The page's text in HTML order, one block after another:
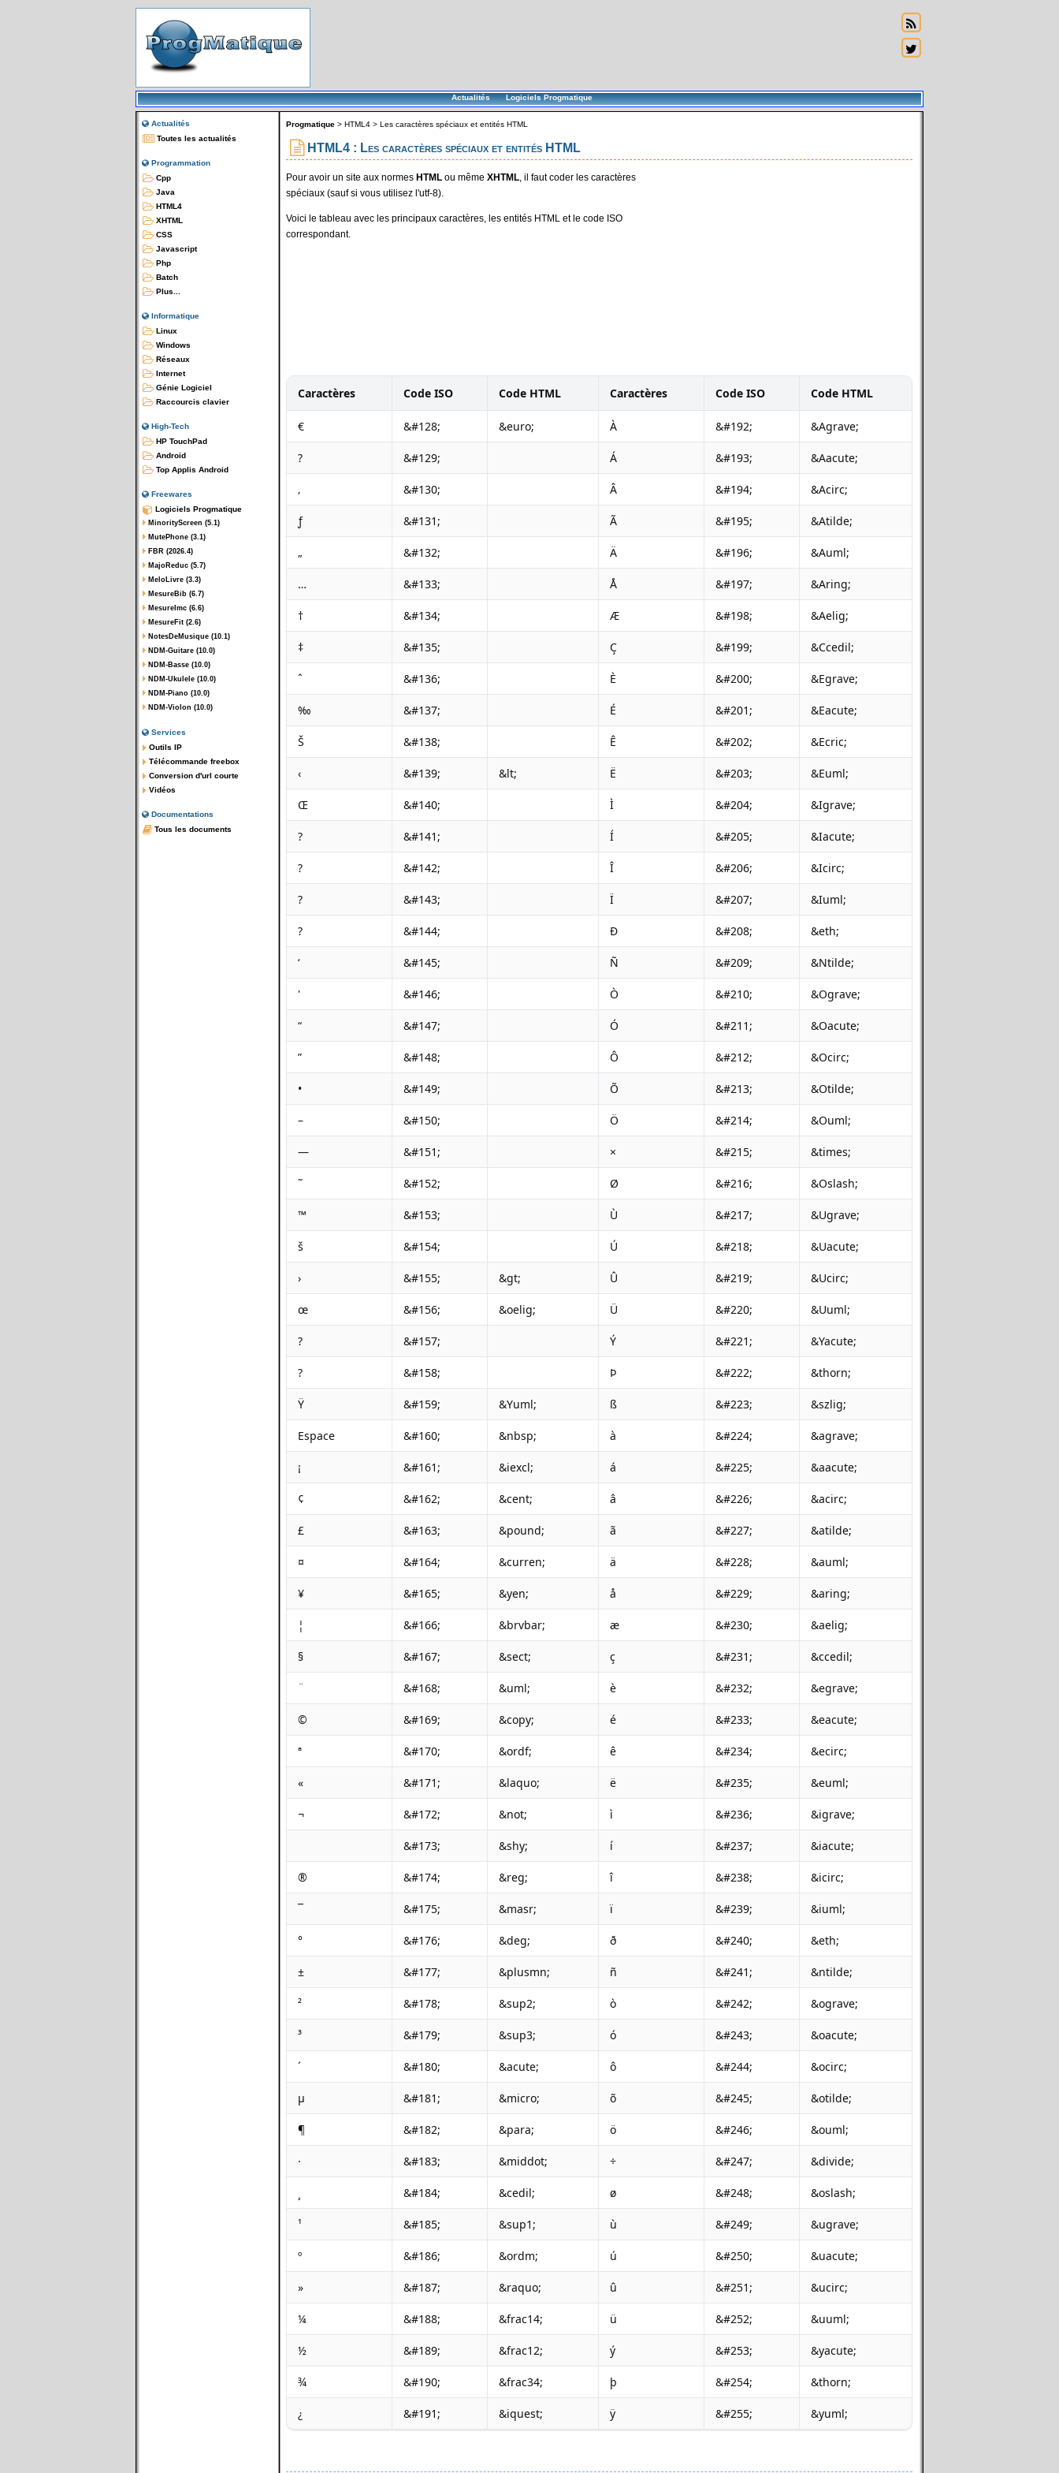
Actualités Logiciels Progmatique
Actualités
Toutes les actualités
Programmation
Cpp
Java
HTML4
XHTML
CSS
Javascript
Php
Batch
Plus...
Informatique
Linux
Windows
Réseaux
Internet
Génie Logiciel
Raccourcis clavier
High-Tech
HP TouchPad
Android
Top Applis Android
Freewares
Logiciels Progmatique
MinorityScreen (5.1)
MutePhone (3.1)
FBR (2026.4)
MajoReduc (5.7)
MeloLivre (3.3)
MesureBib (6.7)
MesureImc (6.6)
MesureFit (2.6)
NotesDeMusique (10.1)
NDM-Guitare (10.0)
NDM-Basse (10.0)
NDM-Ukulele (10.0)
NDM-Piano (10.0)
NDM-Violon (10.0)
Services
Outils IP
Télécommande freebox
Conversion d'url courte
Vidéos
Documentations
Tous les documents
Progmatique > HTML4 > Les caractères spéciaux et entités HTML
HTML4 : Les caractères spéciaux et entités HTML
Pour avoir un site aux normes HTML ou même XHTML , il faut coder les caractères
spéciaux (sauf si vous utilisez l'utf-8).
Voici le tableau avec les principaux caractères, les entités HTML et le code ISO
correspondant.
Caractères Code ISO Code HTML Caractères Code ISO Code HTML
€ &#128; &euro; À &#192; &Agrave;
? &#129; Á &#193; &Aacute;
‚ &#130; Â &#194; &Acirc;
ƒ &#131; Ã &#195; &Atilde;
„ &#132; Ä &#196; &Auml;
… &#133; Å &#197; &Aring;
† &#134; Æ &#198; &Aelig;
‡ &#135; Ç &#199; &Ccedil;
ˆ &#136; È &#200; &Egrave;
‰ &#137; É &#201; &Eacute;
Š &#138; Ê &#202; &Ecric;
‹ &#139; &lt; Ë &#203; &Euml;
Œ &#140; Ì &#204; &Igrave;
? &#141; Í &#205; &Iacute;
? &#142; Î &#206; &Icirc;
? &#143; Ï &#207; &Iuml;
? &#144; Ð &#208; &eth;
‘ &#145; Ñ &#209; &Ntilde;
' &#146; Ò &#210; &Ograve;
“ &#147; Ó &#211; &Oacute;
” &#148; Ô &#212; &Ocirc;
• &#149; Õ &#213; &Otilde;
– &#150; Ö &#214; &Ouml;
— &#151; × &#215; &times;
˜ &#152; Ø &#216; &Oslash;
™ &#153; Ù &#217; &Ugrave;
š &#154; Ú &#218; &Uacute;
› &#155; &gt; Û &#219; &Ucirc;
œ &#156; &oelig; Ü &#220; &Uuml;
? &#157; Ý &#221; &Yacute;
? &#158; Þ &#222; &thorn;
Ÿ &#159; &Yuml; ß &#223; &szlig;
Espace &#160; &nbsp; à &#224; &agrave;
¡ &#161; &iexcl; á &#225; &aacute;
¢ &#162; &cent; â &#226; &acirc;
£ &#163; &pound; ã &#227; &atilde;
¤ &#164; &curren; ä &#228; &auml;
¥ &#165; &yen; å &#229; &aring;
¦ &#166; &brvbar; æ &#230; &aelig;
§ &#167; &sect; ç &#231; &ccedil;
¨ &#168; &uml; è &#232; &egrave;
© &#169; &copy; é &#233; &eacute;
ª &#170; &ordf; ê &#234; &ecirc;
« &#171; &laquo; ë &#235; &euml;
¬ &#172; &not; ì &#236; &igrave;
&#173; &shy; í &#237; &iacute;
® &#174; &reg; î &#238; &icirc;
¯ &#175; &masr; ï &#239; &iuml;
° &#176; &deg; ð &#240; &eth;
± &#177; &plusmn; ñ &#241; &ntilde;
² &#178; &sup2; ò &#242; &ograve;
³ &#179; &sup3; ó &#243; &oacute;
´ &#180; &acute; ô &#244; &ocirc;
µ &#181; &micro; õ &#245; &otilde;
¶ &#182; &para; ö &#246; &ouml;
· &#183; &middot; ÷ &#247; &divide;
&#184; &cedil; ø &#248; &oslash;
¹ &#185; &sup1; ù &#249; &ugrave;
º &#186; &ordm; ú &#250; &uacute;
» &#187; &raquo; û &#251; &ucirc;
¼ &#188; &frac14; ü &#252; &uuml;
½ &#189; &frac12; ý &#253; &yacute;
¾ &#190; &frac34; þ &#254; &thorn;
¿ &#191; &iquest; ÿ &#255; &yuml;